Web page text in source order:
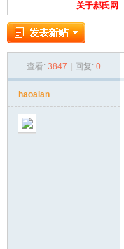
中 » ›
关于郝氏网
查看: 3847 回复: 0
haoalan